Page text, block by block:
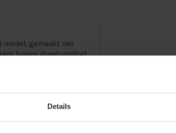
Details
model, gemaakt van
tussen draagcomfort
en promotionele